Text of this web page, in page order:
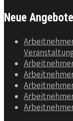
Neue Angebote